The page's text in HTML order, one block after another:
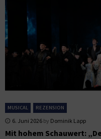
MUSICAL REZENSION
6. Juni 2026 by Dominik Lapp
Mit hohem Schauwert: